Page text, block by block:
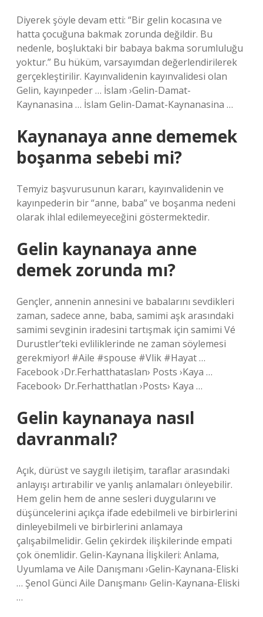
Diyerek şöyle devam etti: “Bir gelin kocasına ve
hatta çocuğuna bakmak zorunda değildir. Bu
nedenle, boşluktaki bir babaya bakma sorumluluğu
yoktur.” Bu hüküm, varsayımdan değerlendirilerek
gerçekleştirilir. Kayınvalidenin kayınvalidesi olan
Gelin, kayınpeder … İslam ›Gelin-Damat-
Kaynanasina … İslam Gelin-Damat-Kaynanasina …
Kaynanaya anne dememek
boşanma sebebi mi?
Temyiz başvurusunun kararı, kayınvalidenin ve
kayınpederin bir “anne, baba” ve boşanma nedeni
olarak ihlal edilemeyeceğini göstermektedir.
Gelin kaynanaya anne
demek zorunda mı?
Gençler, annenin annesini ve babalarını sevdikleri
zaman, sadece anne, baba, samimi aşk arasındaki
samimi sevginin iradesini tartışmak için samimi Vé
Durustler’teki evliliklerinde ne zaman söylemesi
gerekmiyor! #Aile #spouse #Vlik #Hayat …
Facebook ›Dr.Ferhatthataslan› Posts ›Kaya …
Facebook› Dr.Ferhatthatlan ›Posts› Kaya …
Gelin kaynanaya nasıl
davranmalı?
Açık, dürüst ve saygılı iletişim, taraflar arasındaki
anlayışı artırabilir ve yanlış anlamaları önleyebilir.
Hem gelin hem de anne sesleri duygularını ve
düşüncelerini açıkça ifade edebilmeli ve birbirlerini
dinleyebilmeli ve birbirlerini anlamaya
çalışabilmelidir. Gelin çekirdek ilişkilerinde empati
çok önemlidir. Gelin-Kaynana İlişkileri: Anlama,
Uyumlama ve Aile Danışmanı ›Gelin-Kaynana-Eliski
… Şenol Günci Aile Danışmanı› Gelin-Kaynana-Eliski
…